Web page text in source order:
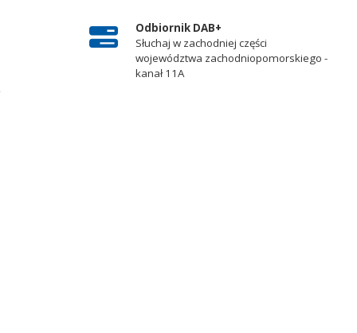
Odbiornik DAB+
Słuchaj w zachodniej części
województwa zachodniopomorskiego -
kanał 11A